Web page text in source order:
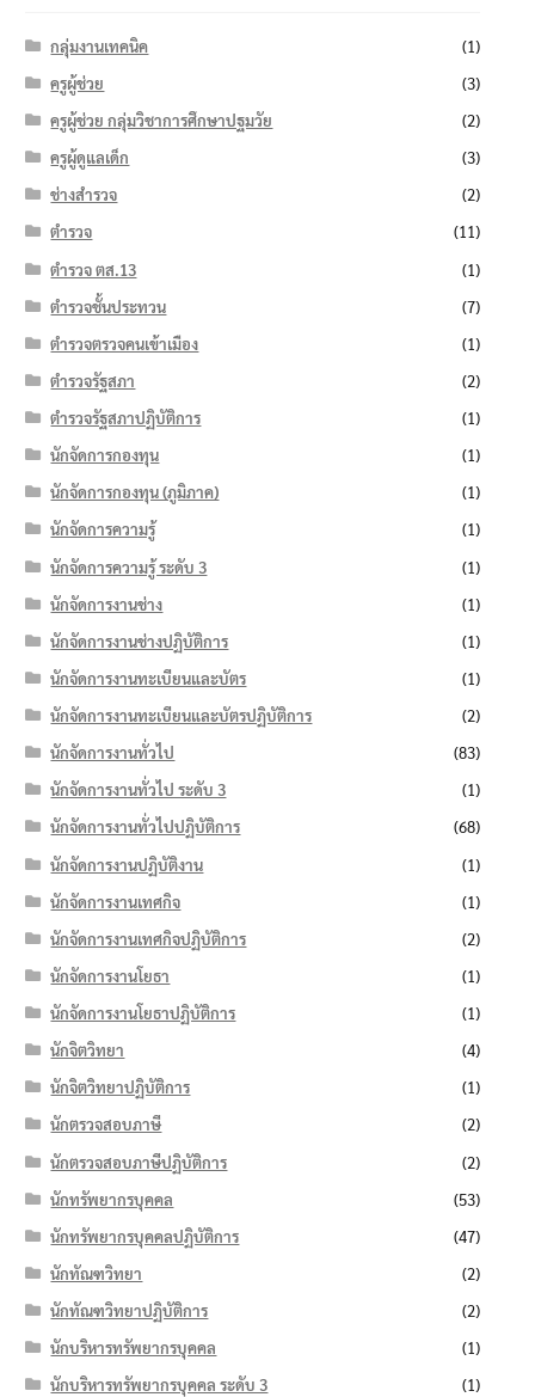
กลุ่มงานเทคนิค
(1)
ครูผู้ช่วย
(3)
ครูผู้ช่วย กลุ่มวิชาการศึกษาปฐมวัย
(2)
ครูผู้ดูแลเด็ก
(3)
ช่างสำรวจ
(2)
ตำรวจ
(11)
ตำรวจ ตส.13
(1)
ตำรวจชั้นประทวน
(7)
ตำรวจตรวจคนเข้าเมือง
(1)
ตำรวจรัฐสภา
(2)
ตำรวจรัฐสภาปฏิบัติการ
(1)
นักจัดการกองทุน
(1)
นักจัดการกองทุน (ภูมิภาค)
(1)
นักจัดการความรู้
(1)
นักจัดการความรู้ ระดับ 3
(1)
นักจัดการงานช่าง
(1)
นักจัดการงานช่างปฏิบัติการ
(1)
นักจัดการงานทะเบียนและบัตร
(1)
นักจัดการงานทะเบียนและบัตรปฏิบัติการ
(2)
นักจัดการงานทั่วไป
(83)
นักจัดการงานทั่วไป ระดับ 3
(1)
นักจัดการงานทั่วไปปฏิบัติการ
(68)
นักจัดการงานปฏิบัติงาน
(1)
นักจัดการงานเทศกิจ
(1)
นักจัดการงานเทศกิจปฏิบัติการ
(2)
นักจัดการงานโยธา
(1)
นักจัดการงานโยธาปฏิบัติการ
(1)
นักจิตวิทยา
(4)
นักจิตวิทยาปฏิบัติการ
(1)
นักตรวจสอบภาษี
(2)
นักตรวจสอบภาษีปฏิบัติการ
(2)
นักทรัพยากรบุคคล
(53)
นักทรัพยากรบุคคลปฏิบัติการ
(47)
นักทัณฑวิทยา
(2)
นักทัณฑวิทยาปฏิบัติการ
(2)
นักบริหารทรัพยากรบุคคล
(1)
นักบริหารทรัพยากรบุคคล ระดับ 3
(1)